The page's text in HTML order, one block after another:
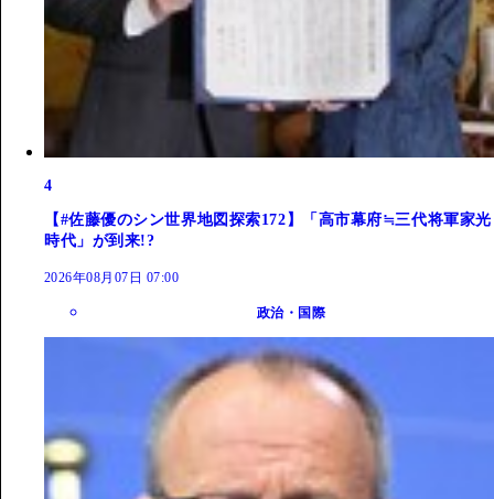
4
【#佐藤優のシン世界地図探索172】「高市幕府≒三代将軍家光
時代」が到来!?
2026年08月07日 07:00
政治・国際